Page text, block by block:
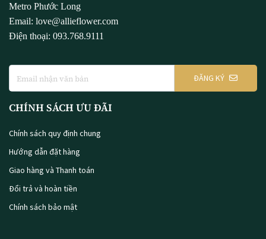
Metro Phước Long
Email: love@allieflower.com
Điện thoại: 093.768.9111
ĐĂNG KÝ
CHÍNH SÁCH ƯU ĐÃI
Chính sách quy định chung
Hướng dẫn đặt hàng
Giao hàng và Thanh toán
Đổi trả và hoàn tiền
Chính sách bảo mật